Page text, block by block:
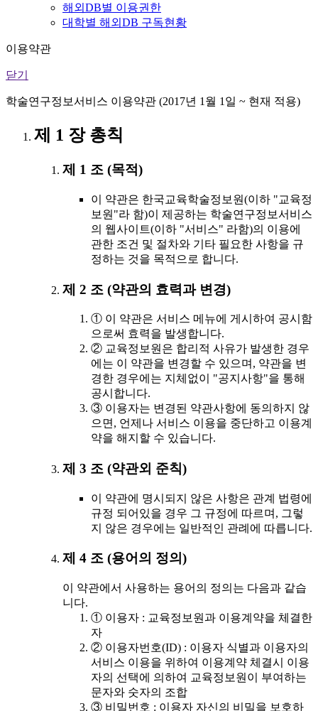
해외DB별 이용권한
대학별 해외DB 구독현황
이용약관
닫기
학술연구정보서비스 이용약관 (2017년 1월 1일 ~ 현재 적용)
제 1 장 총칙
제 1 조 (목적)
이 약관은 한국교육학술정보원(이하 "교육정
보원"라 함)이 제공하는 학술연구정보서비스
의 웹사이트(이하 "서비스" 라함)의 이용에
관한 조건 및 절차와 기타 필요한 사항을 규
정하는 것을 목적으로 합니다.
제 2 조 (약관의 효력과 변경)
① 이 약관은 서비스 메뉴에 게시하여 공시함
으로써 효력을 발생합니다.
② 교육정보원은 합리적 사유가 발생한 경우
에는 이 약관을 변경할 수 있으며, 약관을 변
경한 경우에는 지체없이 "공지사항"을 통해
공시합니다.
③ 이용자는 변경된 약관사항에 동의하지 않
으면, 언제나 서비스 이용을 중단하고 이용계
약을 해지할 수 있습니다.
제 3 조 (약관외 준칙)
이 약관에 명시되지 않은 사항은 관계 법령에
규정 되어있을 경우 그 규정에 따르며, 그렇
지 않은 경우에는 일반적인 관례에 따릅니다.
제 4 조 (용어의 정의)
이 약관에서 사용하는 용어의 정의는 다음과 같습
니다.
① 이용자 : 교육정보원과 이용계약을 체결한
자
② 이용자번호(ID) : 이용자 식별과 이용자의
서비스 이용을 위하여 이용계약 체결시 이용
자의 선택에 의하여 교육정보원이 부여하는
문자와 숫자의 조합
③ 비밀번호 : 이용자 자신의 비밀을 보호하